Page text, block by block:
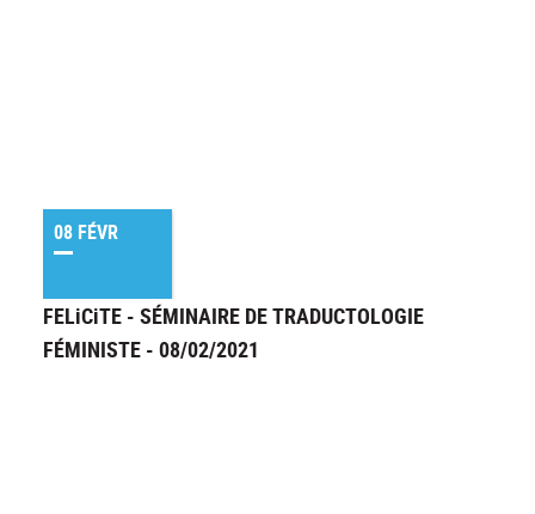
08 FÉVR
FELiCiTE - SÉMINAIRE DE TRADUCTOLOGIE
FÉMINISTE - 08/02/2021